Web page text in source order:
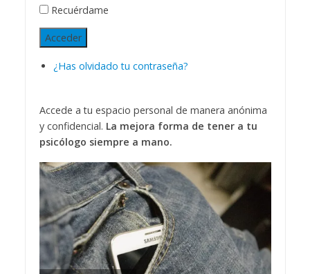
Recuérdame
Acceder
¿Has olvidado tu contraseña?
Accede a tu espacio personal de manera anónima
y confidencial. La mejora forma de tener a tu
psicólogo siempre a mano.